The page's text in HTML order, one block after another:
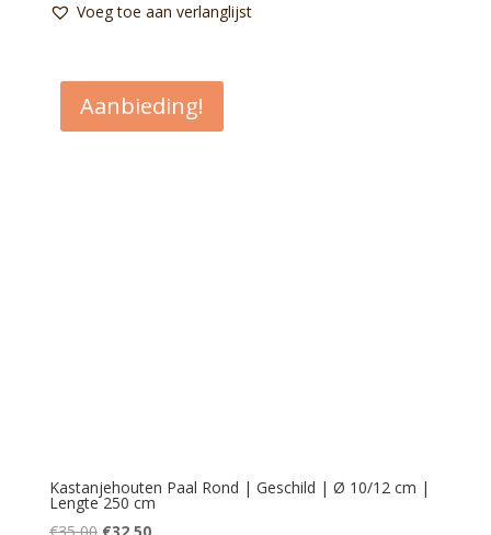
Voeg toe aan verlanglijst
Aanbieding!
Kastanjehouten Paal Rond | Geschild | Ø 10/12 cm |
Lengte 250 cm
Oorspronkelijke
Huidige